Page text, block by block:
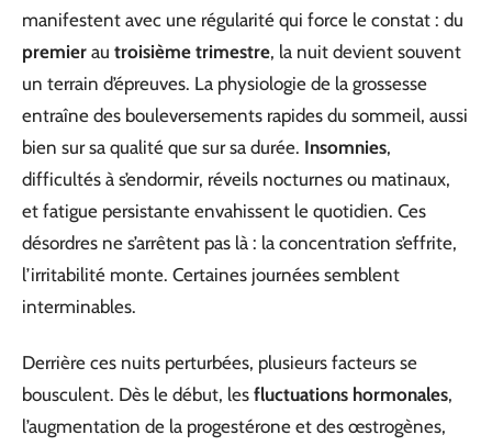
manifestent avec une régularité qui force le constat : du
premier au troisième trimestre, la nuit devient souvent
un terrain d’épreuves. La physiologie de la grossesse
entraîne des bouleversements rapides du sommeil, aussi
bien sur sa qualité que sur sa durée. Insomnies,
difficultés à s’endormir, réveils nocturnes ou matinaux,
et fatigue persistante envahissent le quotidien. Ces
désordres ne s’arrêtent pas là : la concentration s’effrite,
l’irritabilité monte. Certaines journées semblent
interminables.
Derrière ces nuits perturbées, plusieurs facteurs se
bousculent. Dès le début, les fluctuations hormonales,
l’augmentation de la progestérone et des œstrogènes,